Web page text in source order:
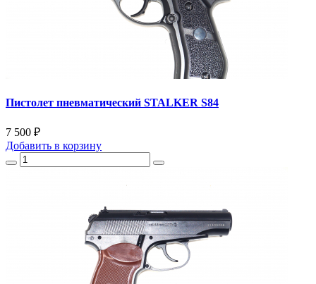
Пистолет пневматический STALKER S84
7 500 ₽
Добавить в корзину